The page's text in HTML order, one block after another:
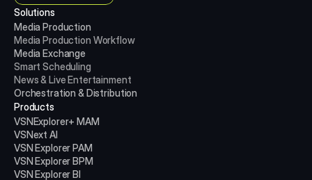
Solutions
Media Production
Media Production Workflow
Media Exchange
Smart Scheduling
News & Live Entertainment
Orchestration & Distribution
Products
VSNExplorer+ MAM
VSNext AI
VSN Explorer PAM
VSN Explorer BPM
VSN Explorer BI